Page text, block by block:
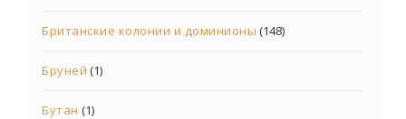
Британские колонии и доминионы (148)
Бруней (1)
Бутан (1)